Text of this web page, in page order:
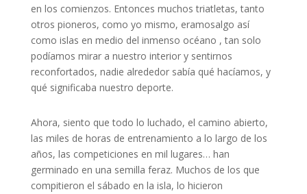
en los comienzos. Entonces muchos triatletas, tanto
otros pioneros, como yo mismo, eramosalgo así
como islas en medio del inmenso océano , tan solo
podíamos mirar a nuestro interior y sentirnos
reconfortados, nadie alrededor sabía qué hacíamos, y
qué significaba nuestro deporte.
Ahora, siento que todo lo luchado, el camino abierto,
las miles de horas de entrenamiento a lo largo de los
años, las competiciones en mil lugares… han
germinado en una semilla feraz. Muchos de los que
compitieron el sábado en la isla, lo hicieron